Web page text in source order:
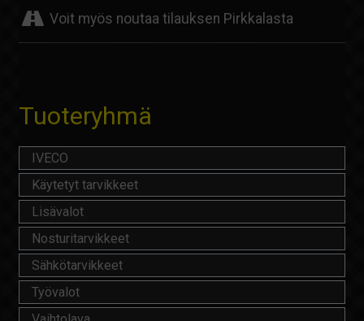
Voit myös noutaa tilauksen Pirkkalasta
Tuoteryhmä
IVECO
Käytetyt tarvikkeet
Lisävalot
Nosturitarvikkeet
Sähkötarvikkeet
Työvalot